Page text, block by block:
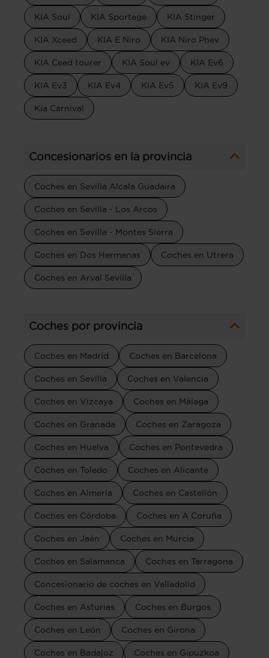
KIA Soul KIA Sportage KIA Stinger
KIA Xceed KIA E Niro KIA Niro Phev
KIA Ceed tourer KIA Soul ev KIA Ev6
KIA Ev3 KIA Ev4 KIA Ev5 KIA Ev9
Kia Carnival
Concesionarios en la provincia
Coches en Sevilla Alcala Guadaira
Coches en Sevilla - Los Arcos
Coches en Sevilla - Montes Sierra
Coches en Dos Hermanas Coches en Utrera
Coches en Arval Sevilla
Coches por provincia
Coches en Madrid Coches en Barcelona
Coches en Sevilla Coches en Valencia
Coches en Vizcaya Coches en Málaga
Coches en Granada Coches en Zaragoza
Coches en Huelva Coches en Pontevedra
Coches en Toledo Coches en Alicante
Coches en Almería Coches en Castellón
Coches en Córdoba Coches en A Coruña
Coches en Jaén Coches en Murcia
Coches en Salamanca Coches en Tarragona
Concesionario de coches en Valladolid
Coches en Asturias Coches en Burgos
Coches en León Coches en Girona
Coches en Badajoz Coches en Gipuzkoa